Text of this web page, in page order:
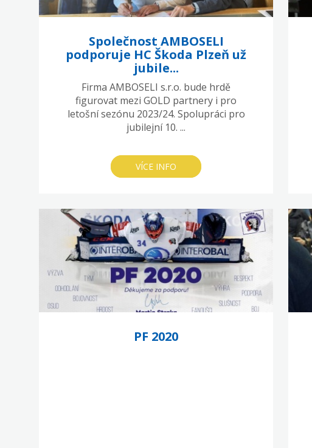
Společnost AMBOSELI
podporuje HC Škoda Plzeň už
jubile...
Firma AMBOSELI s.r.o. bude hrdě
figurovat mezi GOLD partnery i pro
letošní sezónu 2023/24. Spolupráci pro
jubilejní 10. ...
VÍCE INFO
PF 2020